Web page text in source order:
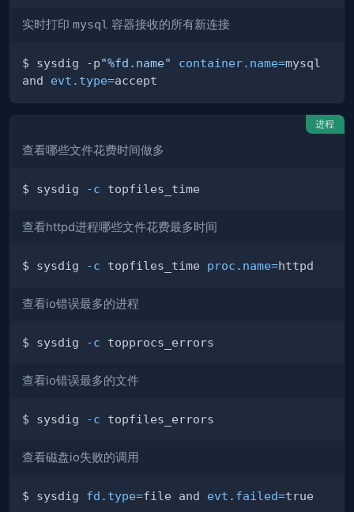
实时打印 mysql 容器接收的所有新连接
$ sysdig -p"%fd.name" container.name=mysql
and evt.type=
进程
查看哪些文件花费时间做多
$ sysdig -c
查看httpd进程哪些文件花费最多时间
$ sysdig -c topfiles_time proc.name=
查看io错误最多的进程
$ sysdig -c
查看io错误最多的文件
$ sysdig -c
查看磁盘io失败的调用
$ sysdig fd.type=file and evt.failed=